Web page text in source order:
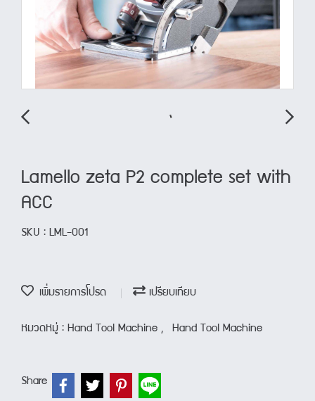
Lamello zeta P2 complete set with
ACC
SKU : LML-001
เพิ่มรายการโปรด เปรียบเทียบ
หมวดหมู่ : Hand Tool Machine , Hand Tool Machine
Share